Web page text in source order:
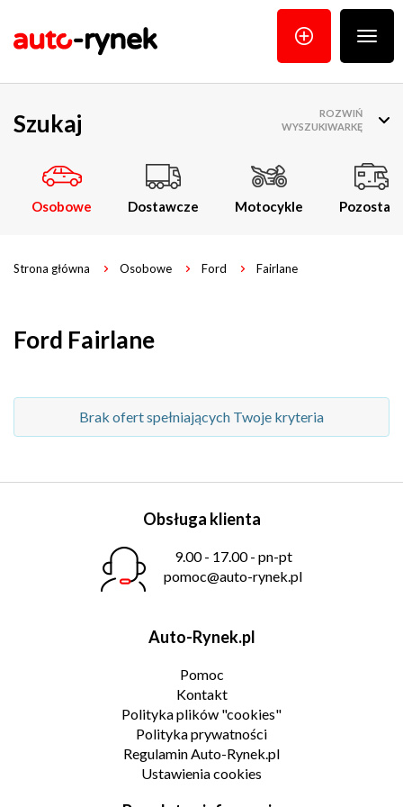
menu
Szukaj
Osobowe Dostawcze Motocykle Pozostałe
ROZWIŃ
WYSZUKIWARKĘ
Strona główna Osobowe Ford Fairlane
Ford Fairlane
Brak ofert spełniających Twoje kryteria
Obsługa klienta
9.00 - 17.00 - pn-pt
pomoc@auto-rynek.pl
Auto-Rynek.pl
Pomoc
Kontakt
Polityka plików "cookies"
Polityka prywatności
Regulamin Auto-Rynek.pl
Ustawienia cookies